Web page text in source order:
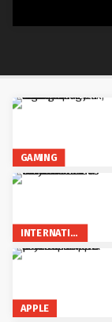
GAMING
INTERNATIONAL
APPLE